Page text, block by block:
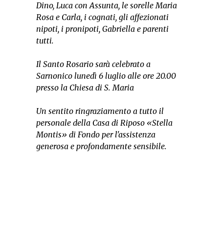
Dino, Luca con Assunta, le sorelle Maria
Rosa e Carla, i cognati, gli affezionati
nipoti, i pronipoti, Gabriella e parenti
tutti.
Il Santo Rosario sarà celebrato a
Sarnonico lunedì 6 luglio alle ore 20.00
presso la Chiesa di S. Maria
Un sentito ringraziamento a tutto il
personale della Casa di Riposo «Stella
Montis» di Fondo per l'assistenza
generosa e profondamente sensibile.